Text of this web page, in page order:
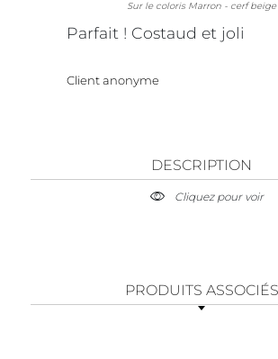
Sur le coloris Marron - cerf beige
Parfait ! Costaud et joli
Client anonyme
DESCRIPTION
Cliquez pour voir
PRODUITS ASSOCIÉS